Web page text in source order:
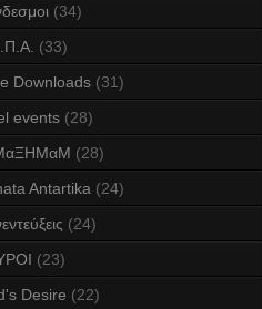
(34)
(33)
Downloads (31)
events (28)
(28)
Antartika (24)
(24)
(23)
Desire (22)